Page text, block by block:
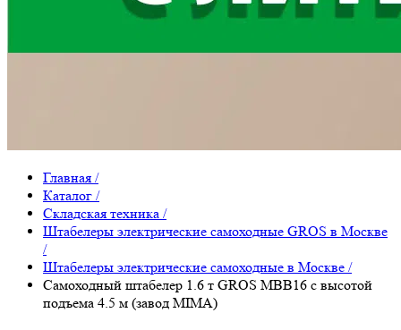
Главная /
Каталог /
Складская техника /
Штабелеры электрические самоходные GROS в Москве
/
Штабелеры электрические самоходные в Москве /
Самоходный штабелер 1.6 т GROS MBB16 с высотой
подъема 4.5 м (завод MIMA)